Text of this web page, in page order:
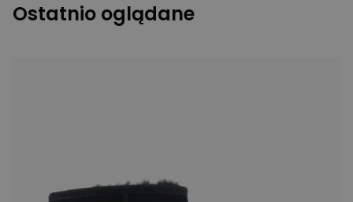
Ostatnio oglądane